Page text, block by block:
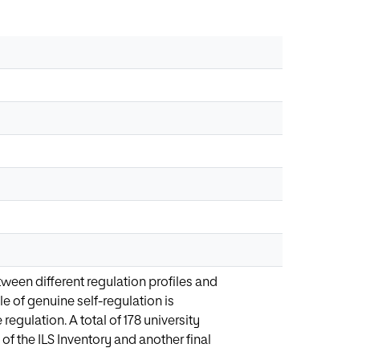
different regulation profiles and
of genuine self-regulation is
A total of 178 university
the ILS Inventory and another final